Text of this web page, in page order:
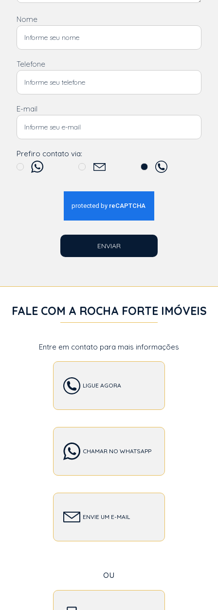
Nome
Telefone
E-mail
Prefiro contato via:
ENVIAR
FALE COM A ROCHA FORTE IMÓVEIS
Entre em contato para mais informações
LIGUE AGORA
CHAMAR NO WHATSAPP
ENVIE UM E-MAIL
ou